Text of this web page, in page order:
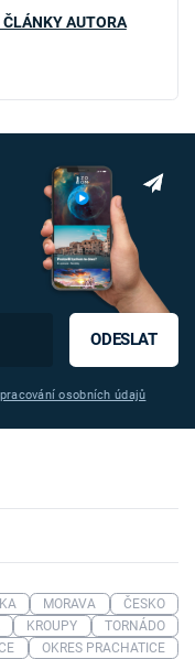
AUTORA
ODESLAT
osobních údajů
MORAVA
ČESKO
KROUPY
TORNÁDO
OKRES PRACHATICE